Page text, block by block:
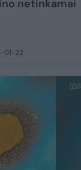
netinkamai
01-22
3